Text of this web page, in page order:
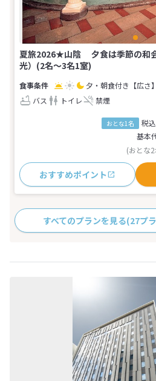
夏旅2026★山陰 夕食は季節の和
光）(2名～3名1室)
夕・朝食付き 【広さ
バス
トイレ 禁煙
おとな1名 税込
基本
(おとな
おすすめポイント
すべてのプランを見る(27プ